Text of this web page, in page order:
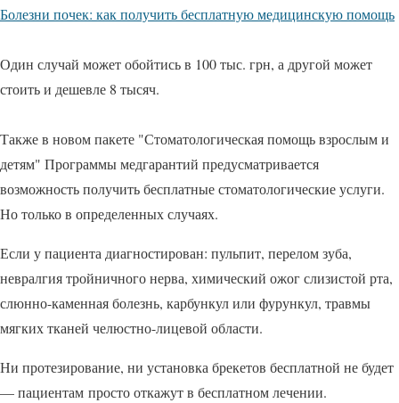
Болезни почек: как получить бесплатную медицинскую помощь
Один случай может обойтись в 100 тыс. грн, а другой может
стоить и дешевле 8 тысяч.
Также в новом пакете "Стоматологическая помощь взрослым и
детям" Программы медгарантий предусматривается
возможность получить бесплатные стоматологические услуги.
Но только в определенных случаях.
Если у пациента диагностирован: пульпит, перелом зуба,
невралгия тройничного нерва, химический ожог слизистой рта,
слюнно-каменная болезнь, карбункул или фурункул, травмы
мягких тканей челюстно-лицевой области.
Ни протезирование, ни установка брекетов бесплатной не будет
— пациентам просто откажут в бесплатном лечении.